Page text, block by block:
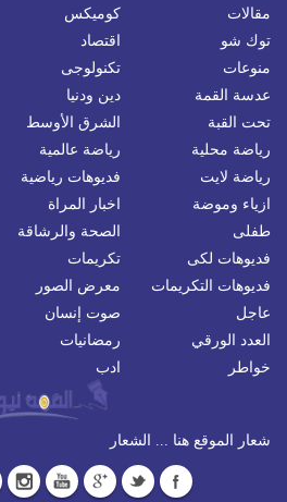
مقالات
كوميكس
توك شو
اقتصاد
منوعات
تكنولوجى
عدسة القمة
دين ودنيا
تحت القبة
الشرق الأوسط
رياضة محلية
رياضة عالمية
رياضة لايت
فديوهات رياضية
ازياء وموضة
اخبار المراة
طفلى
الصحة والرشاقة
فديوهات لكى
تكريمات
فديوهات التكريمات
معرض الصور
عاجل
صوت إنسان
العدد الورقي
رمضانيات
خواطر
ادب
شعار الموقع هنا ... الشعار